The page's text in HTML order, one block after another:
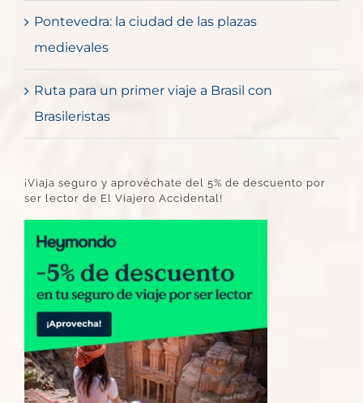
Pontevedra: la ciudad de las plazas
medievales
Ruta para un primer viaje a Brasil con
Brasileristas
¡Viaja seguro y aprovéchate del 5% de descuento por
ser lector de El Viajero Accidental!